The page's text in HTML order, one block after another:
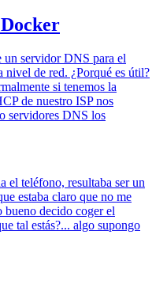
un servidor DNS para el
nivel de red. ¿Porqué es útil?
si tenemos la
de nuestro ISP nos
servidores DNS los
el teléfono, resultaba ser un
estaba claro que no me
bueno decido coger el
tal estás?... algo supongo